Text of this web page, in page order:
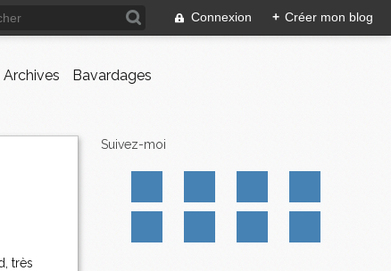
Connexion + Créer mon blog
Archives Bavardages
très
Suivez-moi